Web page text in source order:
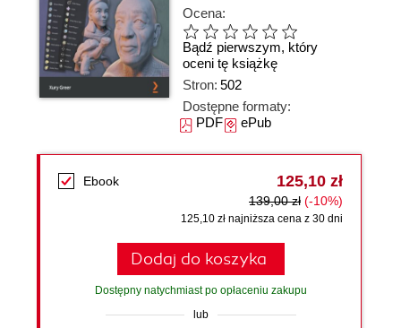
Ocena:
Bądź pierwszym, który
oceni tę książkę
Stron: 502
Dostępne formaty:
PDFePub
Ebook 125,10 zł
139,00 zł (-10%)
125,10 zł najniższa cena z 30 dni
Dodaj do koszyka
Dostępny natychmiast po opłaceniu zakupu
lub